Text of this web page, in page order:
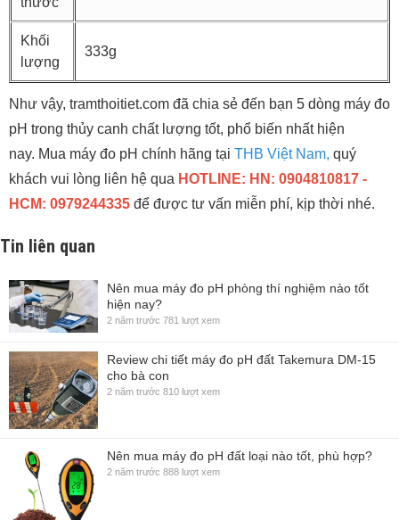
Khối
lượng
333g
Như vậy, tramthoitiet.com đã chia sẻ đến bạn 5 dòng máy đo
pH trong thủy canh chất lượng tốt, phổ biến nhất hiện
nay. Mua máy đo pH chính hãng tại THB Việt Nam, quý
khách vui lòng liên hệ qua HOTLINE: HN: 0904810817 -
HCM: 0979244335 để được tư vấn miễn phí, kịp thời nhé.
Tin liên quan
Nên mua máy đo pH phòng thí nghiệm nào tốt
hiện nay?
2 năm trước 781 lượt xem
Review chi tiết máy đo pH đất Takemura DM-15
cho bà con
2 năm trước 810 lượt xem
Nên mua máy đo pH đất loại nào tốt, phù hợp?
2 năm trước 888 lượt xem